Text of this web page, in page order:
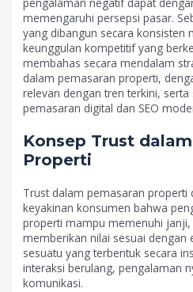
memengaruhi persepsi pasar.
yang dibangun secara konsisten
keunggulan kompetitif yang
membahas secara mendalam
dalam pemasaran properti,
relevan dengan tren terkini,
pemasaran digital dan SEO
Konsep Trust
Properti
Trust dalam pemasaran properti
keyakinan konsumen bahwa
properti mampu memenuhi
memberikan nilai sesuai dengan
sesuatu yang terbentuk secara
interaksi berulang, pengalaman
komunikasi.